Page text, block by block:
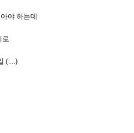
야 하는데
로
(....)